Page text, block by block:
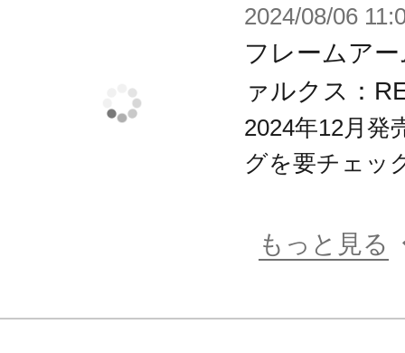
2024/08/06
フレームア
ァルクス：
2024年12月発
グを要チェッ
もっと見る